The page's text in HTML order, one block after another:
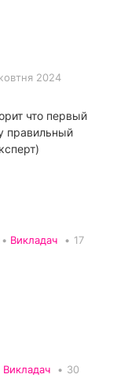
2024
что первый
правильный
Викладач • 17
Викладач • 30